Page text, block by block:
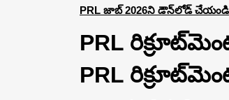
PRL జాబ్ 2026ని డౌన్‌లోడ్ చేయండి
PRL
PRL